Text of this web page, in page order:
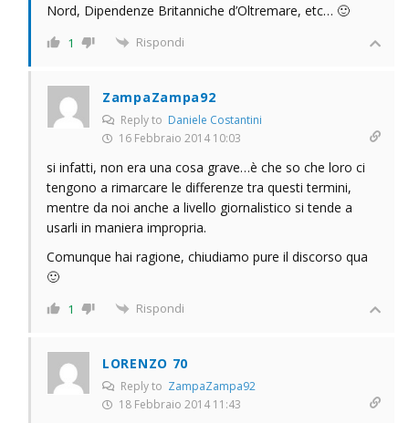
Nord, Dipendenze Britanniche d’Oltremare, etc… 🙂
1 Rispondi
ZampaZampa92
Reply to Daniele Costantini
16 Febbraio 2014 10:03
si infatti, non era una cosa grave…è che so che loro ci
tengono a rimarcare le differenze tra questi termini,
mentre da noi anche a livello giornalistico si tende a
usarli in maniera impropria.
Comunque hai ragione, chiudiamo pure il discorso qua
🙂
1 Rispondi
LORENZO 70
Reply to ZampaZampa92
18 Febbraio 2014 11:43